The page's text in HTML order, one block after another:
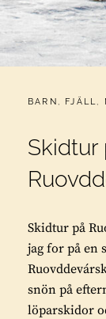
CATEGORIES:
BARN , FJÄLL,
Skidtur
Skidtur på
jag for på en
snön på
löparskidor